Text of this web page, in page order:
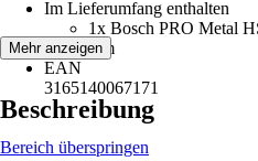
Im Lieferumfang enthalten
1x Bosch PRO Metal
mm
EAN
3165140067171
Mehr anzeigen
Beschreibung
Bereich überspringen